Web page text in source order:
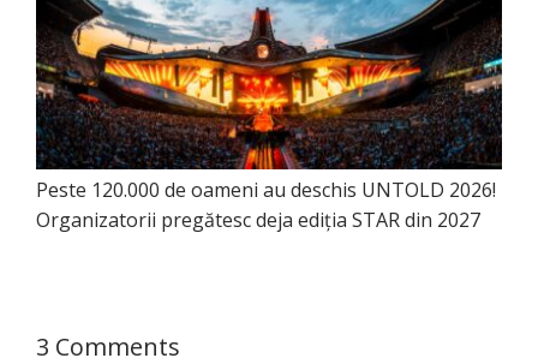
Peste 120.000 de oameni au deschis UNTOLD 2026!
Organizatorii pregătesc deja ediția STAR din 2027
3 Comments